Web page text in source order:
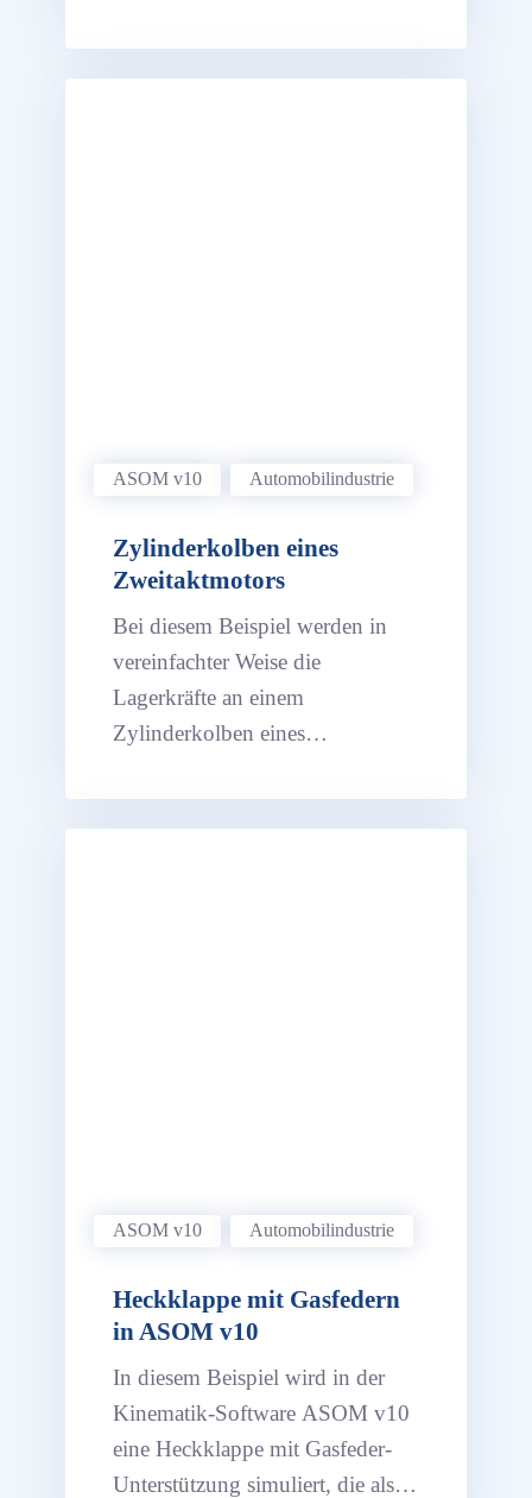
(„Reihenschaltung“ von zwei
ASOM v10 Automobil­industrie
Zylinderkolben eines
Zweitaktmotors
Bei diesem Beispiel werden in
vereinfachter Weise die
Lagerkräfte an einem
Zylinderkolben eines
ermittelt.
ASOM v10 Automobil­industrie
Heckklappe mit Gasfedern
in ASOM v10
In diesem Beispiel wird in der
Kinematik-Software ASOM v10
eine Heckklappe mit Gasfeder-
Unterstützung simuliert, die als